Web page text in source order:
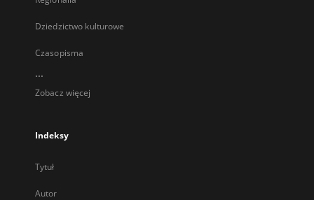
Dziedzictwo kulturowe
Czasopisma
...
Zobacz więcej
Indeksy
Tytuł
Autor